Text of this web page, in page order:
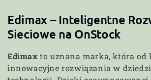
l
e
k
Edimax – Inteligentne
Sieciowe na OnStock
Edimax to uznana marka, która od
innowacyjne rozwiązania w